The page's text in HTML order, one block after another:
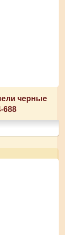
черные
688